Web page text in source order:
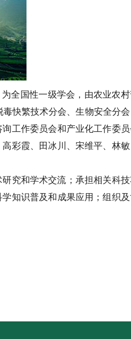
全国性一级学会，由农业农
快繁技术分会、生物安全分
工作委员会和产业化工作委
彩霞、田冰川、宋维平、林
究和学术交流；承担相关科
知识普及和成果应用；组织